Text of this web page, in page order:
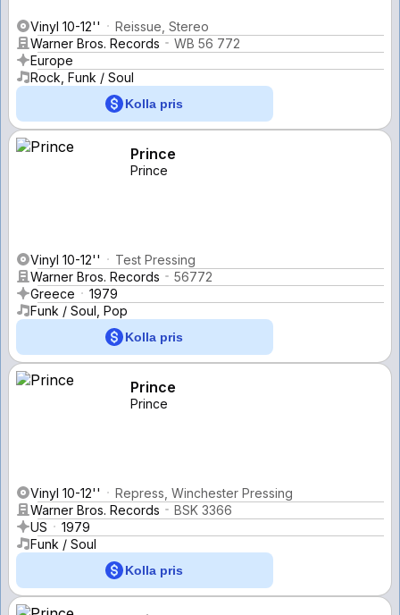
Vinyl 10-12''
Reissue, Stereo
Warner Bros. Records
WB 56 772
Europe
Rock, Funk / Soul
Kolla pris
Prince
Prince
Vinyl 10-12''
Test Pressing
Warner Bros. Records
56772
Greece
1979
Funk / Soul, Pop
Kolla pris
Prince
Prince
Vinyl 10-12''
Repress, Winchester Pressing
Warner Bros. Records
BSK 3366
US
1979
Funk / Soul
Kolla pris